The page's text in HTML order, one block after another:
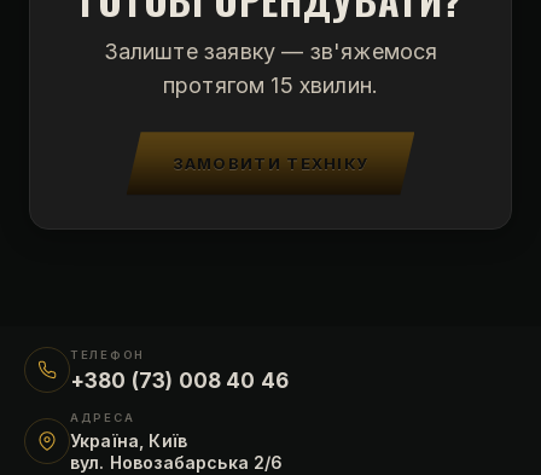
Залиште заявку — зв'яжемося
протягом 15 хвилин.
ЗАМОВИТИ ТЕХНІКУ
ТЕЛЕФОН
+380 (73) 008 40 46
АДРЕСА
Україна, Київ
вул. Новозабарська 2/6